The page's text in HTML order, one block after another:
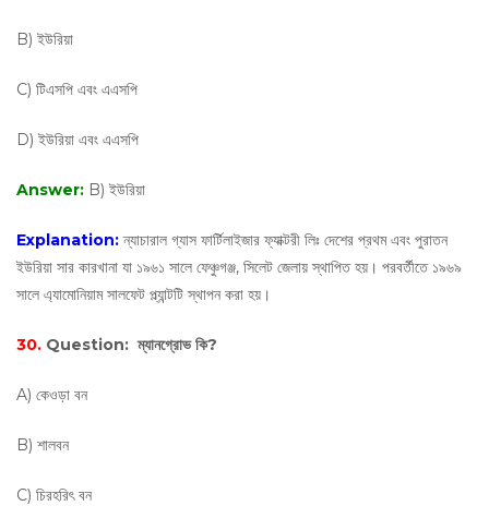
B) ইউরিয়া
C) টিএসপি এবং এএসপি
D) ইউরিয়া এবং এএসপি
Answer: B) ইউরিয়া
Explanation:ন্যাচারাল গ্যাস ফার্টিলাইজার ফ্যাক্টরী লিঃ দেশের প্রথম এবং পুরাতন
ইউরিয়া সার কারখানা যা ১৯৬১ সালে ফেঞ্চুগঞ্জ, সিলেট জেলায় স্থাপিত হয়। পরবর্তীতে ১৯৬৯
সালে এ্যামোনিয়াম সালফেট প্ল্যান্টটি স্থাপন করা হয়।
30. Question: ম্যানগ্রোভ কি?
A) কেওড়া বন
B) শালবন
C) চিরহরিৎ বন